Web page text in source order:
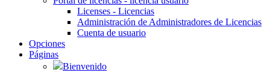
Licenses - Licencias
Administración de Administradores de Licencias
Cuenta de usuario
Opciones
Páginas
Bienvenido